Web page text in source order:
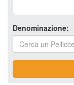
Denominazione: